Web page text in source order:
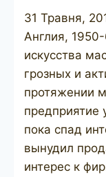
31 Травня,
Англия,
искусства
грозных и
протяжении
предприятие
пока спад
вынудил
интерес к